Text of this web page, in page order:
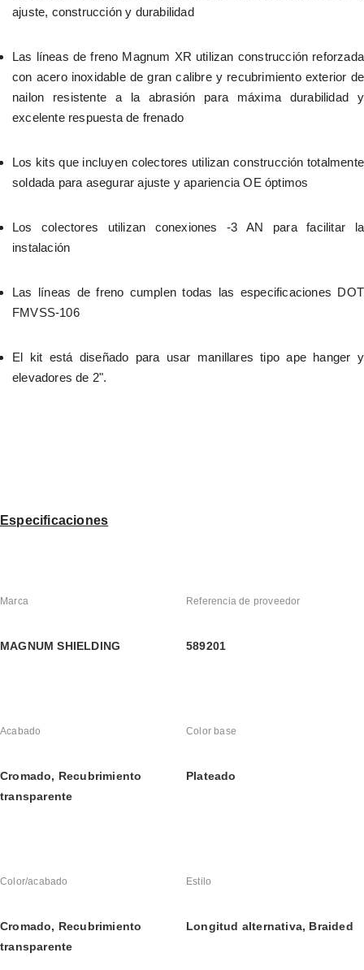
ajuste, construcción y durabilidad
Las líneas de freno Magnum XR utilizan construcción reforzada
con acero inoxidable de gran calibre y recubrimiento exterior de
nailon resistente a la abrasión para máxima durabilidad y
excelente respuesta de frenado
Los kits que incluyen colectores utilizan construcción totalmente
soldada para asegurar ajuste y apariencia OE óptimos
Los colectores utilizan conexiones -3 AN para facilitar la
instalación
Las líneas de freno cumplen todas las especificaciones DOT
FMVSS-106
El kit está diseñado para usar manillares tipo ape hanger y
elevadores de 2".
Especificaciones
Marca
MAGNUM SHIELDING
Referencia de proveedor
589201
Acabado
Cromado, Recubrimiento
transparente
Color base
Plateado
Color/acabado
Cromado, Recubrimiento
transparente
Estilo
Longitud alternativa, Braided